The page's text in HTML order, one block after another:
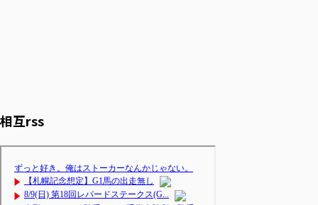
相互rss